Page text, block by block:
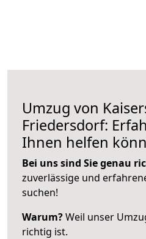
Umzug von
Friedersdorf:
Ihnen helfen
Bei uns sind Sie genau
zuverlässige und
suchen!
Warum?Weil unser
richtig ist.